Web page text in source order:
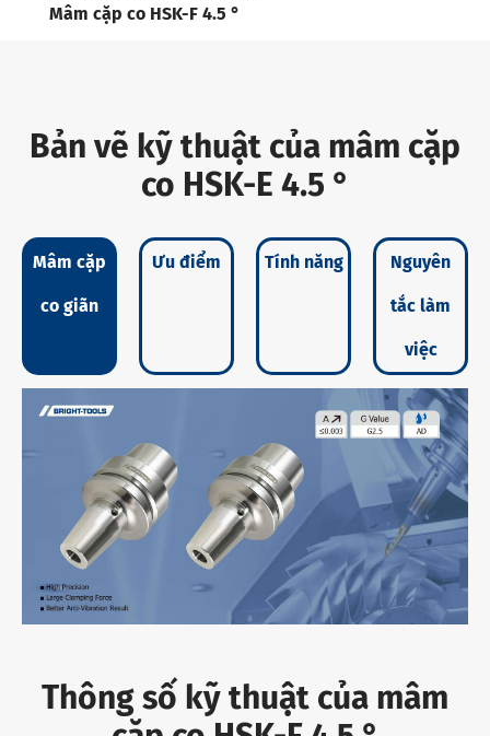
Mâm cặp co HSK-F 4.5 °
Bản vẽ kỹ thuật của mâm cặp
co HSK-E 4.5 °
Mâm cặp
co giãn
Ưu điểm Tính năng Nguyên
tắc làm
việc
Thông số kỹ thuật của mâm